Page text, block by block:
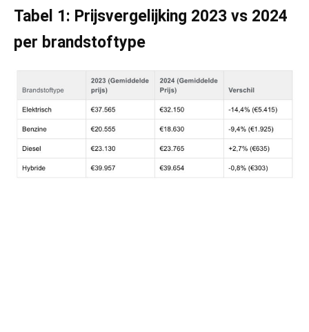
Tabel 1: Prijsvergelijking 2023 vs 2024
per brandstoftype